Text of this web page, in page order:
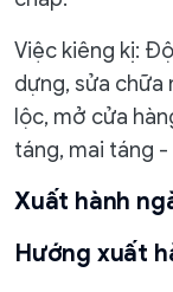
Việc kiêng kị:
dựng, sửa chữa
lộc, mở cửa
táng, mai táng
Xuất hành
Hướng xuất